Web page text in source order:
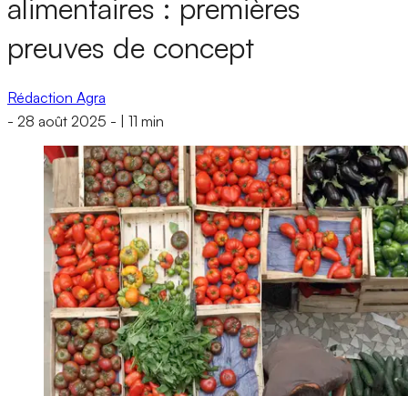
alimentaires : premières
preuves de concept
Rédaction Agra
- 28 août 2025 - 11 min